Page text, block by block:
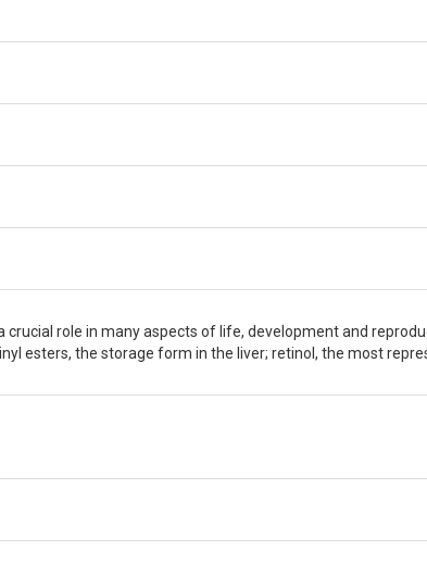
role in many aspects of life, development and
esters, the storage form in the liver; retinol, the most